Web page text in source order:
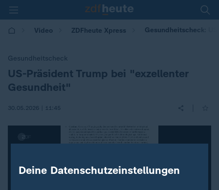
Video ZDFheute Xpress Gesundheitscheck:
Gesundheitscheck
:US-Präsident Trump bei "exzellenter
Gesundheit"
30.05.2026 | 11:45
Deine Datenschutzeinstellungen